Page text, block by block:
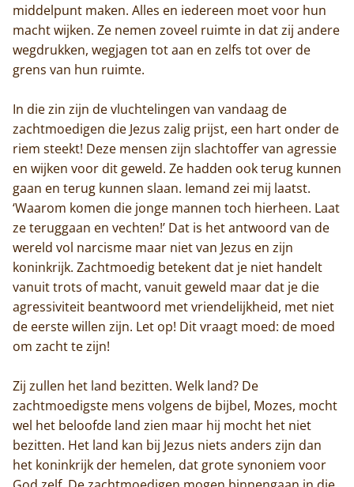
Home
Trappisten
Actueel
Monnik worden
Contact
middelpunt maken. Alles en iedereen moet voor hun
macht wijken. Ze nemen zoveel ruimte in dat zij andere
wegdrukken, wegjagen tot aan en zelfs tot over de
grens van hun ruimte.
In die zin zijn de vluchtelingen van vandaag de
zachtmoedigen die Jezus zalig prijst, een hart onder de
riem steekt! Deze mensen zijn slachtoffer van agressie
en wijken voor dit geweld. Ze hadden ook terug kunnen
gaan en terug kunnen slaan. Iemand zei mij laatst.
‘Waarom komen die jonge mannen toch hierheen. Laat
ze teruggaan en vechten!’ Dat is het antwoord van de
wereld vol narcisme maar niet van Jezus en zijn
koninkrijk. Zachtmoedig betekent dat je niet handelt
vanuit trots of macht, vanuit geweld maar dat je die
agressiviteit beantwoord met vriendelijkheid, met niet
de eerste willen zijn. Let op! Dit vraagt moed: de moed
om zacht te zijn!
Zij zullen het land bezitten. Welk land? De
zachtmoedigste mens volgens de bijbel, Mozes, mocht
wel het beloofde land zien maar hij mocht het niet
bezitten. Het land kan bij Jezus niets anders zijn dan
het koninkrijk der hemelen, dat grote synoniem voor